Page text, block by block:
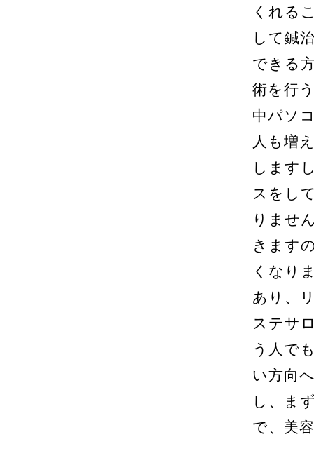
くれる
して鍼
できる
術を行
中パソ
人も増
します
スをし
りませ
きます
くなり
あり、
ステサ
う人で
い方向
し、ま
で、美